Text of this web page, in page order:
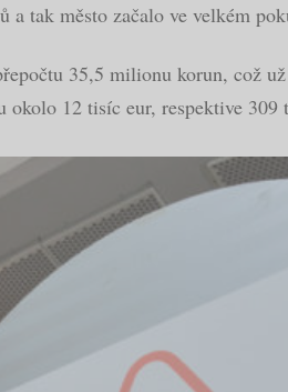
tak město začalo ve velkém
35,5 milionu korun, což
12 tisíc eur, respektive 309